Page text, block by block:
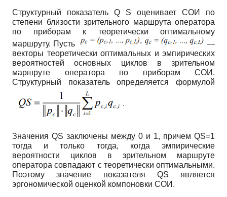
Структурный показатель Q S оценивает СОИ по
степени близости зрительного маршрута оператора
по приборам к теоретически оптимальному
маршруту. Пусть
—
векторы теоретически оптимальных и эмпирических
вероятностей основных циклов в зрительном
маршруте оператора по приборам СОИ.
Структурный показатель определяется формулой
Значения QS заключены между 0 и 1, причем QS=1
тогда и только тогда, когда эмпирические
вероятности циклов в зрительном маршруте
оператора совпадают с теоретически оптимальными.
Поэтому значение показателя QS является
эргономической оценкой компоновки СОИ.